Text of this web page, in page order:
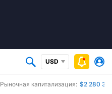
USD
Рыночная капитализация: $2 280